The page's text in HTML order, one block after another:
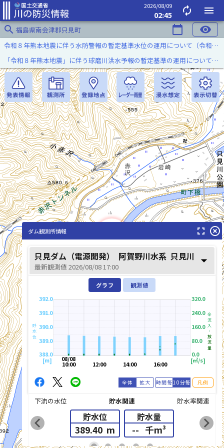
2026/08/09
02:45 autorenew
menu
search 福島県南会津郡只見町 calendar_today visibility
只見川(ただみがわ)
令和８年熊本地震に伴う水防警報の暫定基準水位の運用について（令和８年８月７日）
「令和８年熊本地震」に伴う球磨川洪水予報の暫定基準の運用について（令和８年８月５日）
list_alt
ダム観測所情報 fullscreen highlight_off
只見ダム（電源開発） 阿賀野川水系 只見川
最新観測値 2026/08/08 17:00 arrow_drop_down
グラフ 観測値
388.0
389.0
390.0
391.0
392.0
[m]
貯水位
16:00
14:00
12:00
08/08
10:00
0.0
80.0
160.0
240.0
320.0
[㎥/s]
全流入・
放流量
全体 拡大 時間毎10分毎 凡例
下流の水位 貯水関連 貯水率関連
貯水位
389.40 m
貯水量
-- 千m³
chevron_left chevron_right